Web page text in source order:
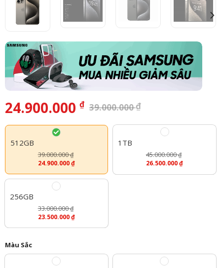
24.900.000 ₫ 39.000.000₫
512GB
24.900.000₫
39.000.000₫
1TB
26.500.000₫
45.000.000₫
256GB
23.500.000₫
33.000.000₫
Màu Sắc